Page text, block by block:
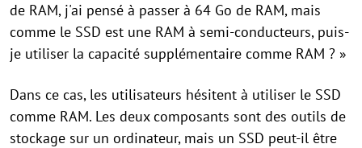
de RAM, j'ai pensé à passer à 64 Go de RAM, mais
comme le SSD est une RAM à semi-conducteurs, puis-
je utiliser la capacité supplémentaire comme RAM ? »
Dans ce cas, les utilisateurs hésitent à utiliser le SSD
comme RAM. Les deux composants sont des outils de
stockage sur un ordinateur, mais un SSD peut-il être